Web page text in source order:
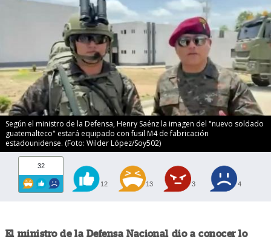
Según el ministro de la Defensa, Henry Saénz la imagen del "nuevo soldado
guatemalteco" estará equipado con fusil M4 de fabricación
estadounidense. (Foto: Wilder López/Soy502)
32
12 13 3 4
El ministro de la Defensa Nacional dio a conocer lo